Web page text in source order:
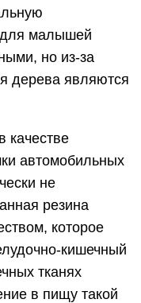
для малышей
но из-за
дерева являются
качестве
автомобильных
не
резина
которое
кишечный
тканях
в пищу такой